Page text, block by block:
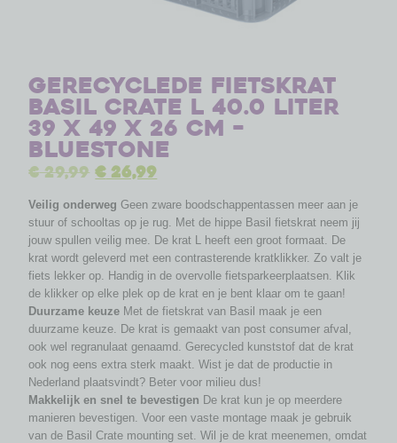
Gerecyclede fietskrat
Basil Crate L 40.0 liter
39 x 49 x 26 cm –
bluestone
€29,99 €26,99
Veilig onderweg Geen zware boodschappentassen meer aan je
stuur of schooltas op je rug. Met de hippe Basil fietskrat neem jij
jouw spullen veilig mee. De krat L heeft een groot formaat. De
krat wordt geleverd met een contrasterende kratklikker. Zo valt je
fiets lekker op. Handig in de overvolle fietsparkeerplaatsen. Klik
de klikker op elke plek op de krat en je bent klaar om te gaan!
Duurzame keuze Met de fietskrat van Basil maak je een
duurzame keuze. De krat is gemaakt van post consumer afval,
ook wel regranulaat genaamd. Gerecycled kunststof dat de krat
ook nog eens extra sterk maakt. Wist je dat de productie in
Nederland plaatsvindt? Beter voor milieu dus!
Makkelijk en snel te bevestigen De krat kun je op meerdere
manieren bevestigen. Voor een vaste montage maak je gebruik
van de Basil Crate mounting set. Wil je de krat meenemen, omdat